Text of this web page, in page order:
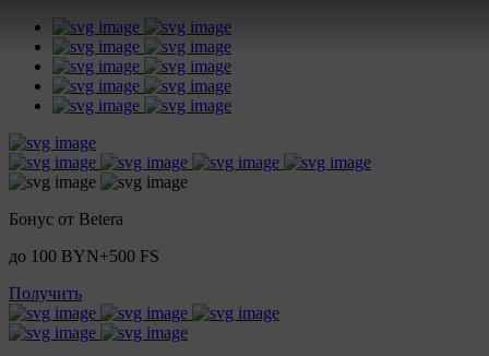
Бонус от Betera
до 100 BYN+500 FS
Получить